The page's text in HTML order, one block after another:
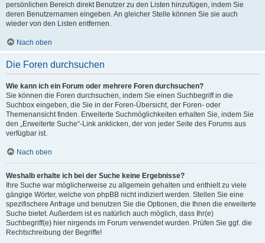
persönlichen Bereich direkt Benutzer zu den Listen hinzufügen, indem Sie
deren Benutzernamen eingeben. An gleicher Stelle können Sie sie auch
wieder von den Listen entfernen.
Nach oben
Die Foren durchsuchen
Wie kann ich ein Forum oder mehrere Foren durchsuchen?
Sie können die Foren durchsuchen, indem Sie einen Suchbegriff in die
Suchbox eingeben, die Sie in der Foren-Übersicht, der Foren- oder
Themenansicht finden. Erweiterte Suchmöglichkeiten erhalten Sie, indem Sie
den „Erweiterte Suche“-Link anklicken, der von jeder Seite des Forums aus
verfügbar ist.
Nach oben
Weshalb erhalte ich bei der Suche keine Ergebnisse?
Ihre Suche war möglicherweise zu allgemein gehalten und enthielt zu viele
gängige Wörter, welche von phpBB nicht indiziert werden. Stellen Sie eine
spezifischere Anfrage und benutzen Sie die Optionen, die Ihnen die erweiterte
Suche bietet. Außerdem ist es natürlich auch möglich, dass Ihr(e)
Suchbegriff(e) hier nirgends im Forum verwendet wurden. Prüfen Sie ggf. die
Rechtschreibung der Begriffe!